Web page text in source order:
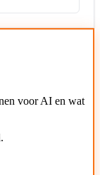
voor AI en wat